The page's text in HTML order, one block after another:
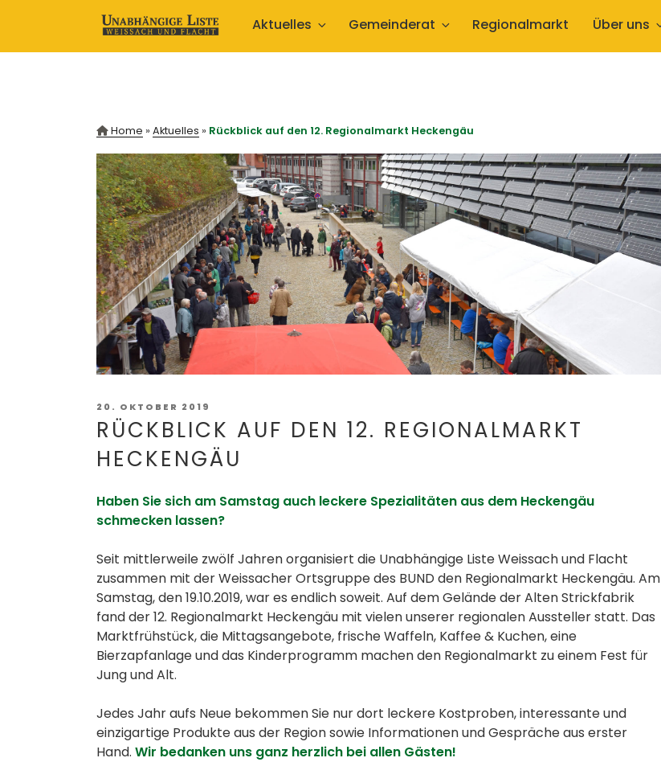
Stark. Stärker. Stärken.
Aktuelles Gemeinderat Regionalmarkt Über uns
Home » Aktuelles » Rückblick auf den 12. Regionalmarkt Heckengäu
VERÖFFENTLICHT
AM
20. OKTOBER 2019
RÜCKBLICK AUF DEN 12. REGIONALMARKT
HECKENGÄU
Haben Sie sich am Samstag auch leckere Spezialitäten aus dem Heckengäu
schmecken lassen?
Seit mittlerweile zwölf Jahren organisiert die Unabhängige Liste Weissach und Flacht
zusammen mit der Weissacher Ortsgruppe des BUND den Regionalmarkt Heckengäu. Am
Samstag, den 19.10.2019, war es endlich soweit. Auf dem Gelände der Alten Strickfabrik
fand der 12. Regionalmarkt Heckengäu mit vielen unserer regionalen Aussteller statt. Das
Marktfrühstück, die Mittagsangebote, frische Waffeln, Kaffee & Kuchen, eine
Bierzapfanlage und das Kinderprogramm machen den Regionalmarkt zu einem Fest für
Jung und Alt.
Jedes Jahr aufs Neue bekommen Sie nur dort leckere Kostproben, interessante und
einzigartige Produkte aus der Region sowie Informationen und Gespräche aus erster
Hand. Wir bedanken uns ganz herzlich bei allen Gästen!